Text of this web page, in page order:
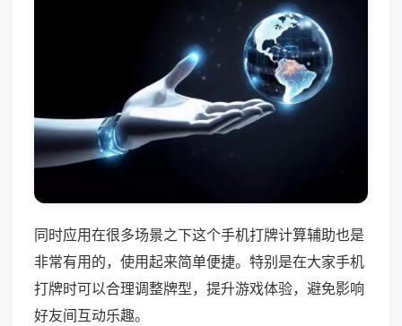
同时应用在很多场景之下这个手机打牌计算辅助也是
非常有用的，使用起来简单便捷。特别是在大家手机
打牌时可以合理调整牌型，提升游戏体验，避免影响
好友间互动乐趣。